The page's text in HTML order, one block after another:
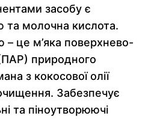
засобу є
та молочна кислота.
– це м’яка поверхнево-
природного
з кокосової олії
Забезпечує
та піноутворюючі